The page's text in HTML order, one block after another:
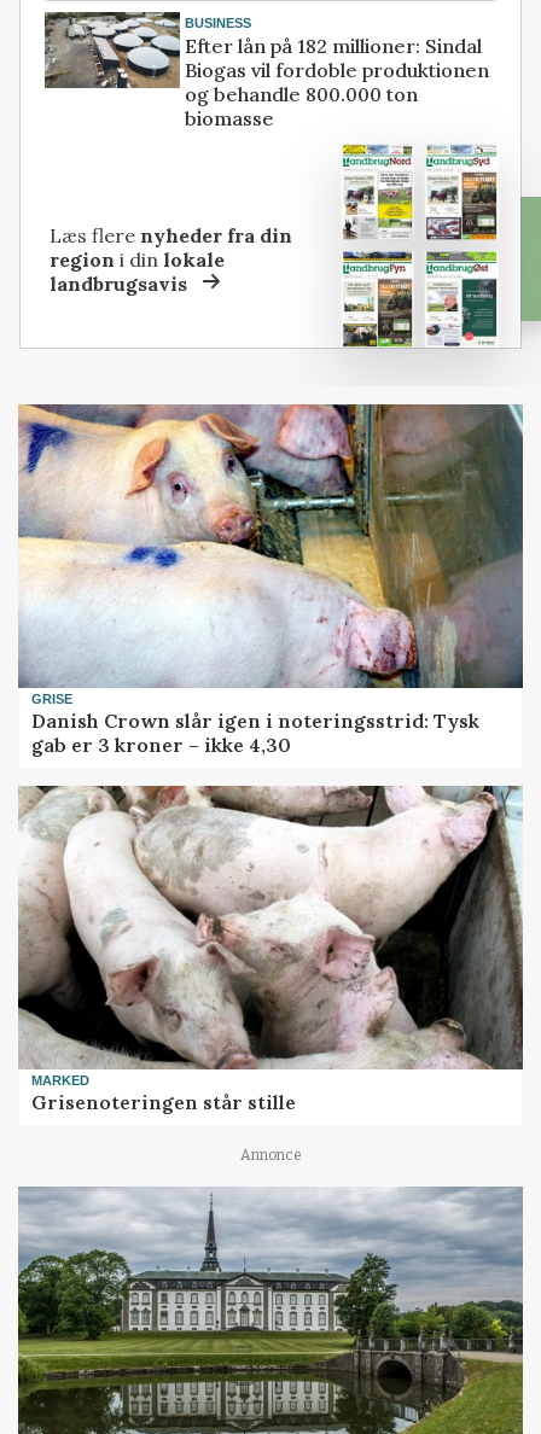
BUSINESS
Efter lån på 182 millioner: Sindal
Biogas vil fordoble produktionen
og behandle 800.000 ton
biomasse
Læs flere nyheder fra din
region i dinlokale
landbrugsavis
GRISE
Danish Crown slår igen i noteringsstrid: Tysk
gab er 3 kroner – ikke 4,30
MARKED
Grisenoteringen står stille
Annonce